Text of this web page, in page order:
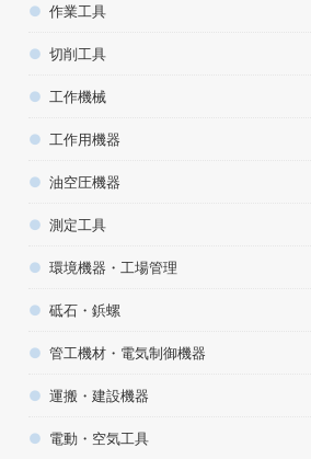
作業工具
切削工具
工作機械
工作用機器
油空圧機器
測定工具
環境機器・工場管理
砥石・鋲螺
管工機材・電気制御機器
運搬・建設機器
電動・空気工具